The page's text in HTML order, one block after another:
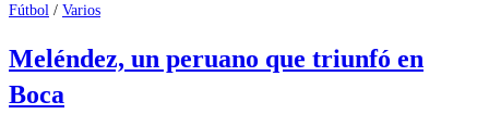
Fútbol / Varios
Meléndez, un peruano que triunfó en
Boca